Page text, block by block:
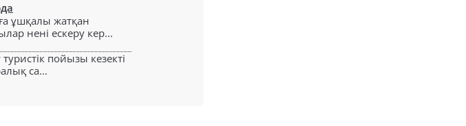
ұшқалы жатқан
нені ескеру кер...
туристік пойызы кезекті
са...